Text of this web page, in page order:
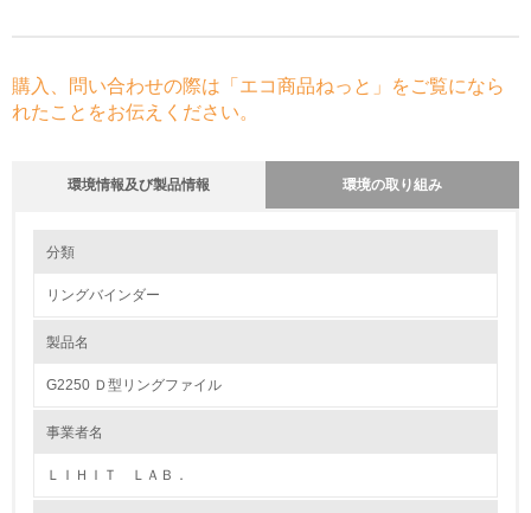
購入、問い合わせの際は「エコ商品ねっと」をご覧になら
れたことをお伝えください。
環境情報及び製品情報 環境の取り組み
1.環境取り組み体制
分類
リングバインダー
製品名
G2250 Ｄ型リングファイル
事業者名
ＬＩＨＩＴ ＬＡＢ．